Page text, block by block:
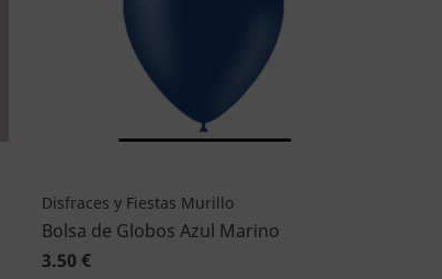
Disfraces y Fiestas Murillo
Bolsa de Globos Azul Marino
3.50 €